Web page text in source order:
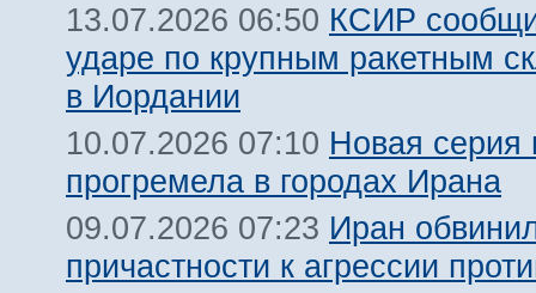
13.07.2026 06:50 КСИР
ударе по крупным ракетным
в Иордании
10.07.2026 07:10 Новая серия
прогремела в городах Ирана
09.07.2026 07:23 Иран
причастности к агрессии